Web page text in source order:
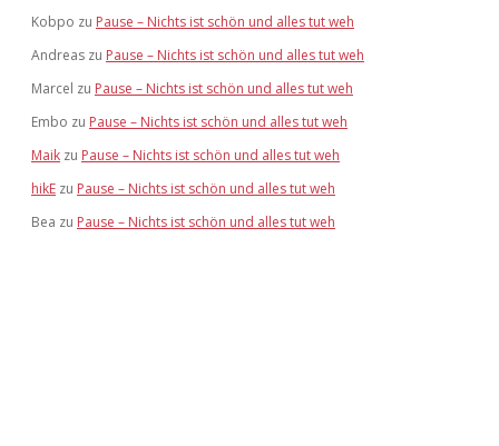
Kobpo zu Pause – Nichts ist schön und alles tut weh
Andreas zu Pause – Nichts ist schön und alles tut weh
Marcel zu Pause – Nichts ist schön und alles tut weh
Embo zu Pause – Nichts ist schön und alles tut weh
Maik zu Pause – Nichts ist schön und alles tut weh
hikE zu Pause – Nichts ist schön und alles tut weh
Bea zu Pause – Nichts ist schön und alles tut weh